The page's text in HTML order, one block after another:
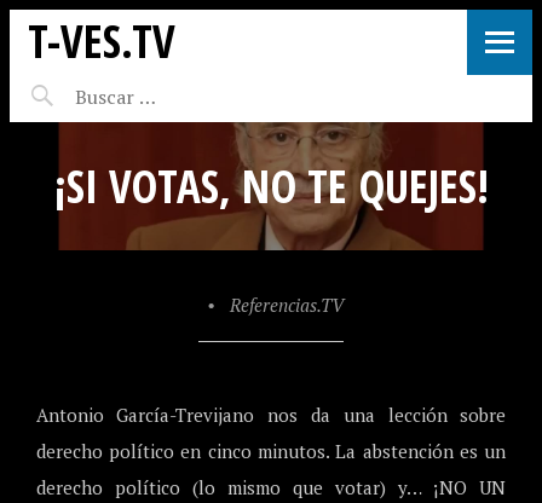
T-VES.TV
¡SI VOTAS, NO TE QUEJES!
• Referencias.TV
Antonio García-Trevijano nos da una lección sobre
derecho político en cinco minutos. La abstención es un
derecho político (lo mismo que votar) y… ¡NO UN